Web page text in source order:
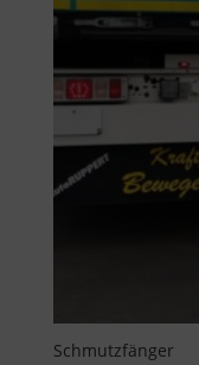
Schmutzfänger